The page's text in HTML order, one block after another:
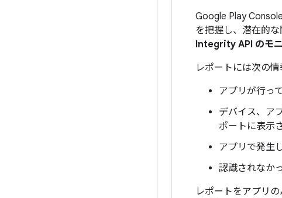
Google Play
を把握し、潜在的
Integrity API のモ
レポートには次の情
アプリが行っ
デバイス、ア
ポートに表示
アプリで発生
認識されなか
レポートをアプリ